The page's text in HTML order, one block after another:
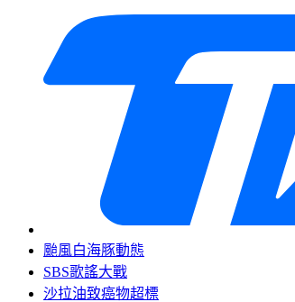
颱風白海豚動態
SBS歌謠大戰
沙拉油致癌物超標